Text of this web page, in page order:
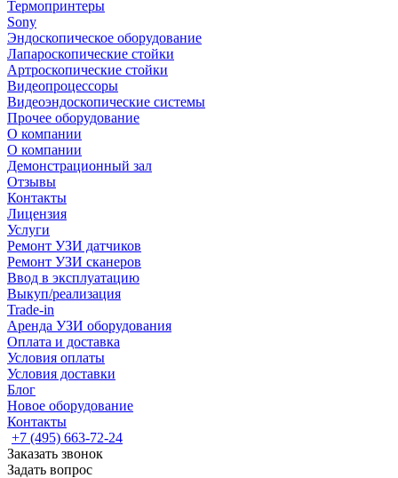
Термопринтеры
Sony
Эндоскопическое оборудование
Лапароскопические стойки
Артроскопические стойки
Видеопроцессоры
Видеоэндоскопические системы
Прочее оборудование
О компании
О компании
Демонстрационный зал
Отзывы
Контакты
Лицензия
Услуги
Ремонт УЗИ датчиков
Ремонт УЗИ сканеров
Ввод в эксплуатацию
Выкуп/реализация
Trade-in
Аренда УЗИ оборудования
Оплата и доставка
Условия оплаты
Условия доставки
Блог
Новое оборудование
Контакты
+7 (495) 663-72-24
Заказать звонок
Задать вопрос